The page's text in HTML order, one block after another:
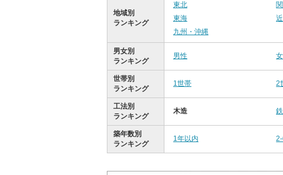
地域別
ランキング
東北
東海
九州・沖縄
男女別
ランキング
男性
世帯別
ランキング
1世帯 2
工法別
ランキング
木造
築年数別
ランキング
1年以内